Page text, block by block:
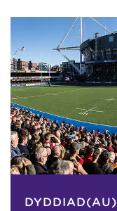
DYDDIAD(AU)